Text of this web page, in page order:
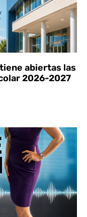
abiertas las
2026-2027